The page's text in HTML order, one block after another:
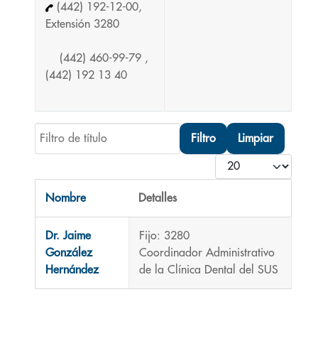
(442) 192-12-00,
Extensión 3280
(442) 460-99-79 ,
(442) 192 13 40
Filtro de título
Filtro Limpiar
Cantidad
Nombre Detalles
Dr. Jaime
González
Hernández
Fijo: 3280
Coordinador Administrativo
de la Clínica Dental del SUS